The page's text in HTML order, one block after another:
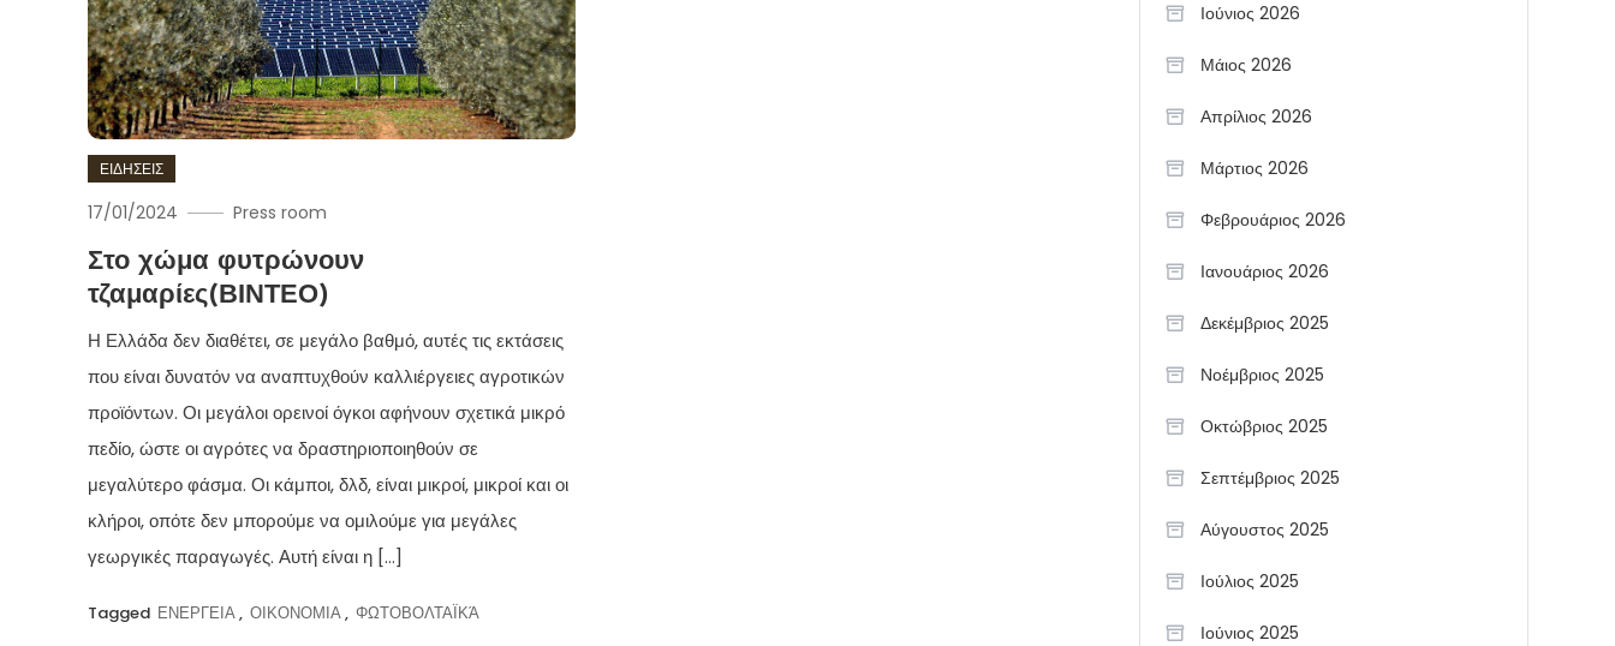
ΕΙΔΗΣΕΙΣ
17/01/2024 Press room
Στο χώμα φυτρώνουν
τζαμαρίες(ΒΙΝΤΕΟ)
Η Ελλάδα δεν διαθέτει, σε μεγάλο βαθμό, αυτές τις εκτάσεις
που είναι δυνατόν να αναπτυχθούν καλλιέργειες αγροτικών
προϊόντων. Οι μεγάλοι ορεινοί όγκοι αφήνουν σχετικά μικρό
πεδίο, ώστε οι αγρότες να δραστηριοποιηθούν σε
μεγαλύτερο φάσμα. Οι κάμποι, δλδ, είναι μικροί, μικροί και οι
κλήροι, οπότε δεν μπορούμε να ομιλούμε για μεγάλες
γεωργικές παραγωγές. Αυτή είναι η […]
Tagged ΕΝΕΡΓΕΙΑ, ΟΙΚΟΝΟΜΙΑ, ΦΩΤΟΒΟΛΤΑΪΚΆ
Ιούνιος 2026
Μάιος 2026
Απρίλιος 2026
Μάρτιος 2026
Φεβρουάριος 2026
Ιανουάριος 2026
Δεκέμβριος 2025
Νοέμβριος 2025
Οκτώβριος 2025
Σεπτέμβριος 2025
Αύγουστος 2025
Ιούλιος 2025
Ιούνιος 2025